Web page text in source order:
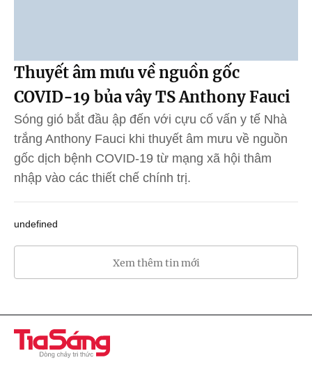
Thuyết âm mưu về nguồn gốc
COVID-19 bủa vây TS Anthony Fauci
Sóng gió bắt đầu ập đến với cựu cố vấn y tế Nhà
trắng Anthony Fauci khi thuyết âm mưu về nguồn
gốc dịch bệnh COVID-19 từ mạng xã hội thâm
nhập vào các thiết chế chính trị.
undefined
Xem thêm tin mới